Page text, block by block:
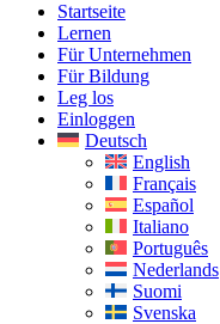
Startseite
Lernen
Für Unternehmen
Für Bildung
Leg los
Einloggen
Deutsch
English
Français
Español
Italiano
Português
Nederlands
Suomi
Svenska